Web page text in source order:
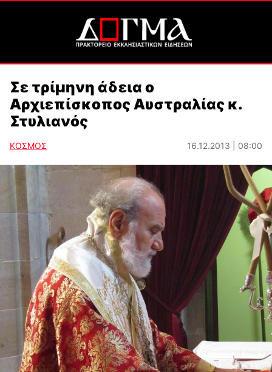
Σε τρίμηνη άδεια ο
Αρχιεπίσκοπος Αυστραλίας κ.
Στυλιανός
ΚΟΣΜΟΣ 16.12.2013 | 08:00